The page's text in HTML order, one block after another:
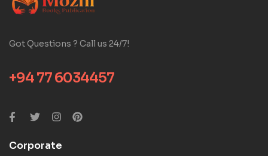
Got Questions ? Call us 24/7!
+94 77 6034457
Corporate